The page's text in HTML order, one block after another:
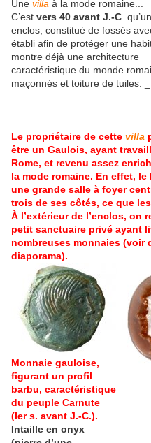
Une villa à la mode romaine...
C’est vers 40 avant J.-C .
enclos, constitué de fossés
établi afin de protéger une
montre déjà une architecture
caractéristique du monde
maçonnés et toiture de tuiles. _
Le propriétaire de cette villa
être un Gaulois, ayant
Rome, et revenu assez
la mode romaine. En effet,
une grande salle à foyer
trois de ses côtés, ce que
À l’extérieur de l’enclos, on
petit sanctuaire privé ayant
nombreuses monnaies (voir
diaporama).
Monnaie gauloise,
figurant un profil
barbu, caractéristique
du peuple Carnute
(Ier s. avant J.-C.).
Intaille en onyx